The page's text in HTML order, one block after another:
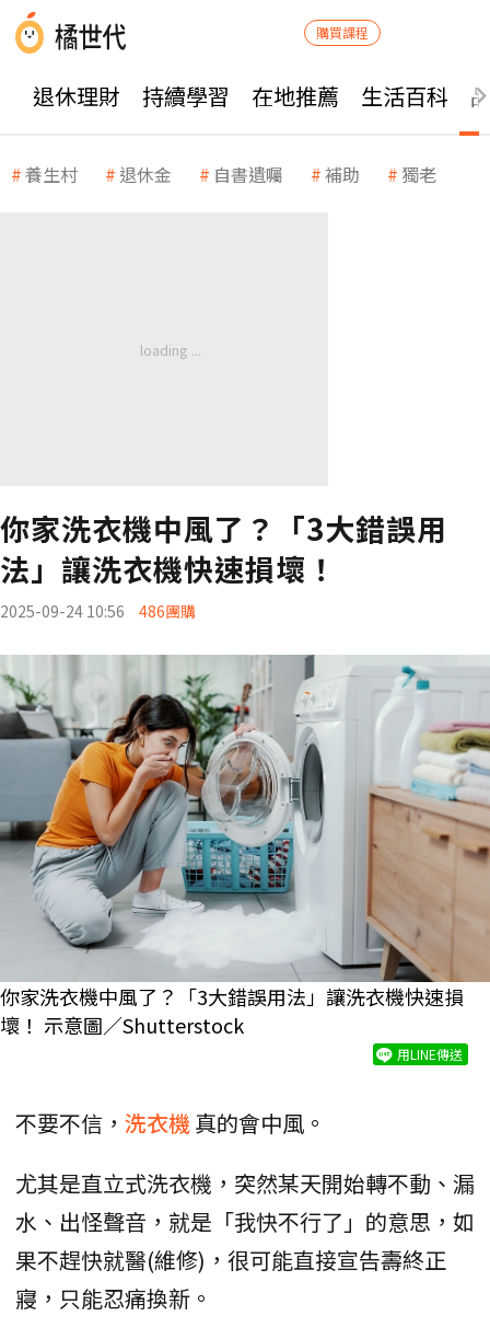
購買課程
退休理財 持續學習 在地推薦 生活百科
養生村 退休金 自書遺囑 補助 獨老
你家洗衣機中風了？「3大錯誤用
法」讓洗衣機快速損壞！
2025-09-24 10:56 486團購
你家洗衣機中風了？「3大錯誤用法」讓洗衣機快速損
壞！ 示意圖／Shutterstock
用LINE傳送
不要不信， 洗衣機真的會中風。
尤其是直立式洗衣機，突然某天開始轉不動、漏
水、出怪聲音，就是「我快不行了」的意思，如
果不趕快就醫(維修)，很可能直接宣告壽終正
寢，只能忍痛換新。